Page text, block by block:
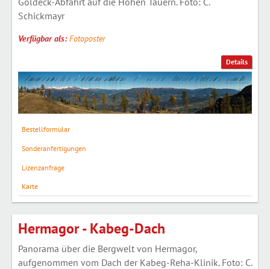
Details
Schickmayr
Verfügbar als:Fotoposter
Bestellformular
Sonderanfertigungen
Lizenzanfrage
Karte
Hermagor - Kabeg-Dach
Panorama über die Bergwelt von Hermagor,
aufgenommen vom Dach der Kabeg-Reha-Klinik. Foto: C.